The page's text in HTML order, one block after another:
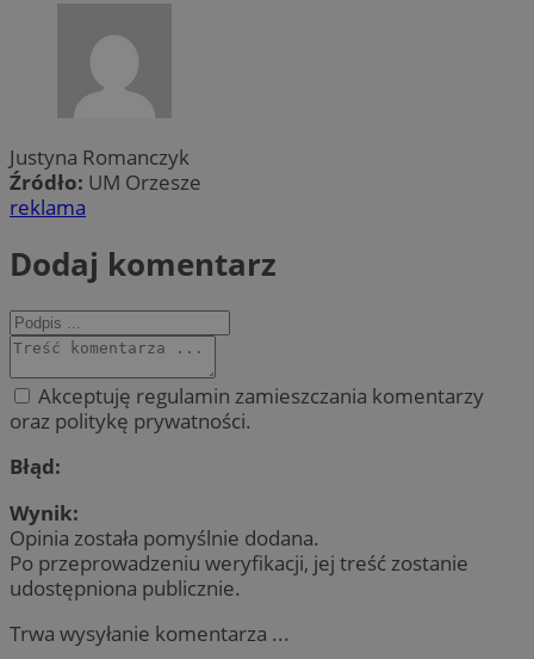
Justyna Romanczyk
Źródło: UM Orzesze
reklama
Dodaj komentarz
Akceptuję regulamin zamieszczania komentarzy
oraz politykę prywatności.
Błąd:
Wynik:
Opinia została pomyślnie dodana.
Po przeprowadzeniu weryfikacji, jej treść zostanie
udostępniona publicznie.
Trwa wysyłanie komentarza ...